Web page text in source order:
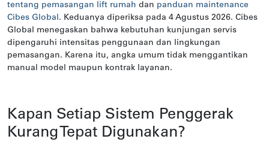
tentang pemasangan lift rumah dan panduan maintenance
Cibes Global . Keduanya diperiksa pada 4 Agustus 2026. Cibes
Global menegaskan bahwa kebutuhan kunjungan servis
dipengaruhi intensitas penggunaan dan lingkungan
pemasangan. Karena itu, angka umum tidak menggantikan
manual model maupun kontrak layanan.
Kapan Setiap Sistem Penggerak
Kurang Tepat Digunakan?